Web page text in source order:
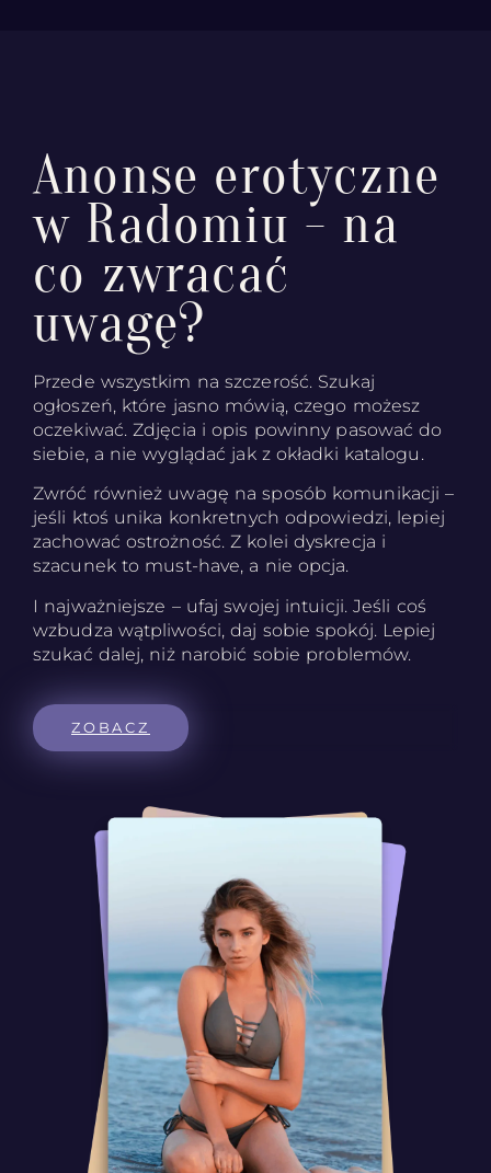
Anonse erotyczne
w Radomiu - na
co zwracać
uwagę?
Przede wszystkim na szczerość. Szukaj
ogłoszeń, które jasno mówią, czego możesz
oczekiwać. Zdjęcia i opis powinny pasować do
siebie, a nie wyglądać jak z okładki katalogu.
Zwróć również uwagę na sposób komunikacji –
jeśli ktoś unika konkretnych odpowiedzi, lepiej
zachować ostrożność. Z kolei dyskrecja i
szacunek to must-have, a nie opcja.
I najważniejsze – ufaj swojej intuicji. Jeśli coś
wzbudza wątpliwości, daj sobie spokój. Lepiej
szukać dalej, niż narobić sobie problemów.
ZOBACZ